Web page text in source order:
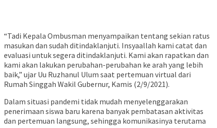
“Tadi Kepala Ombusman menyampaikan tentang sekian ratus
masukan dan sudah ditindaklanjuti. Insyaallah kami catat dan
evaluasi untuk segera ditindaklanjuti. Kami akan rapatkan dan
kami akan lakukan perubahan-perubahan ke arah yang lebih
baik,” ujar Uu Ruzhanul Ulum saat pertemuan virtual dari
Rumah Singgah Wakil Gubernur, Kamis (2/9/2021).
Dalam situasi pandemi tidak mudah menyelenggarakan
penerimaan siswa baru karena banyak pembatasan aktivitas
dan pertemuan langsung, sehingga komunikasinya terutama